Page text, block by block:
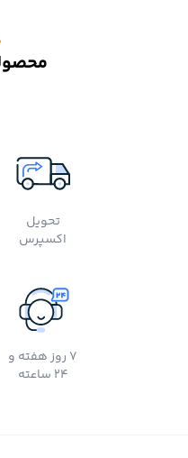
تحویل
اکسپرس
7 روز هفته و
24 ساعته